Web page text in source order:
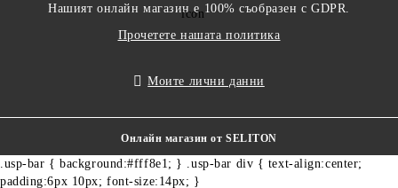
Нашият онлайн магазин е 100% съобразен с GDPR.
Прочетете нашата политика
Моите лични данни
Онлайн магазин от SELITON
.usp-bar { background:#fff8e1; } .usp-bar div { text-align:center;
padding:6px 10px; font-size:14px; }